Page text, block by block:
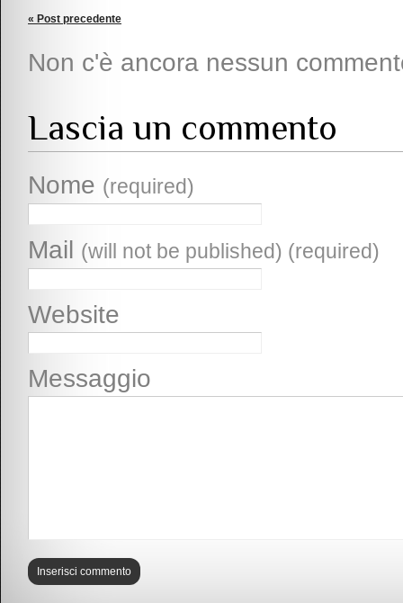
« Post precedente
Non c'è ancora nessun
Lascia un commento
Nome (required)
Mail (will not be published) (required)
Website
Messaggio